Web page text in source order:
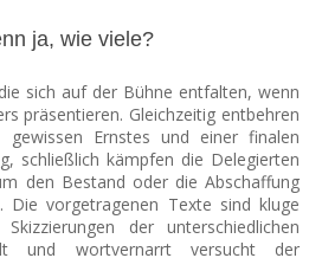
ja, wie viele?
sich auf der Bühne entfalten, wenn
präsentieren. Gleichzeitig entbehren
Ernstes und einer finalen
schließlich kämpfen die Delegierten
den Bestand oder die Abschaffung
Die vorgetragenen Texte sind kluge
der unterschiedlichen
und wortvernarrt versucht der